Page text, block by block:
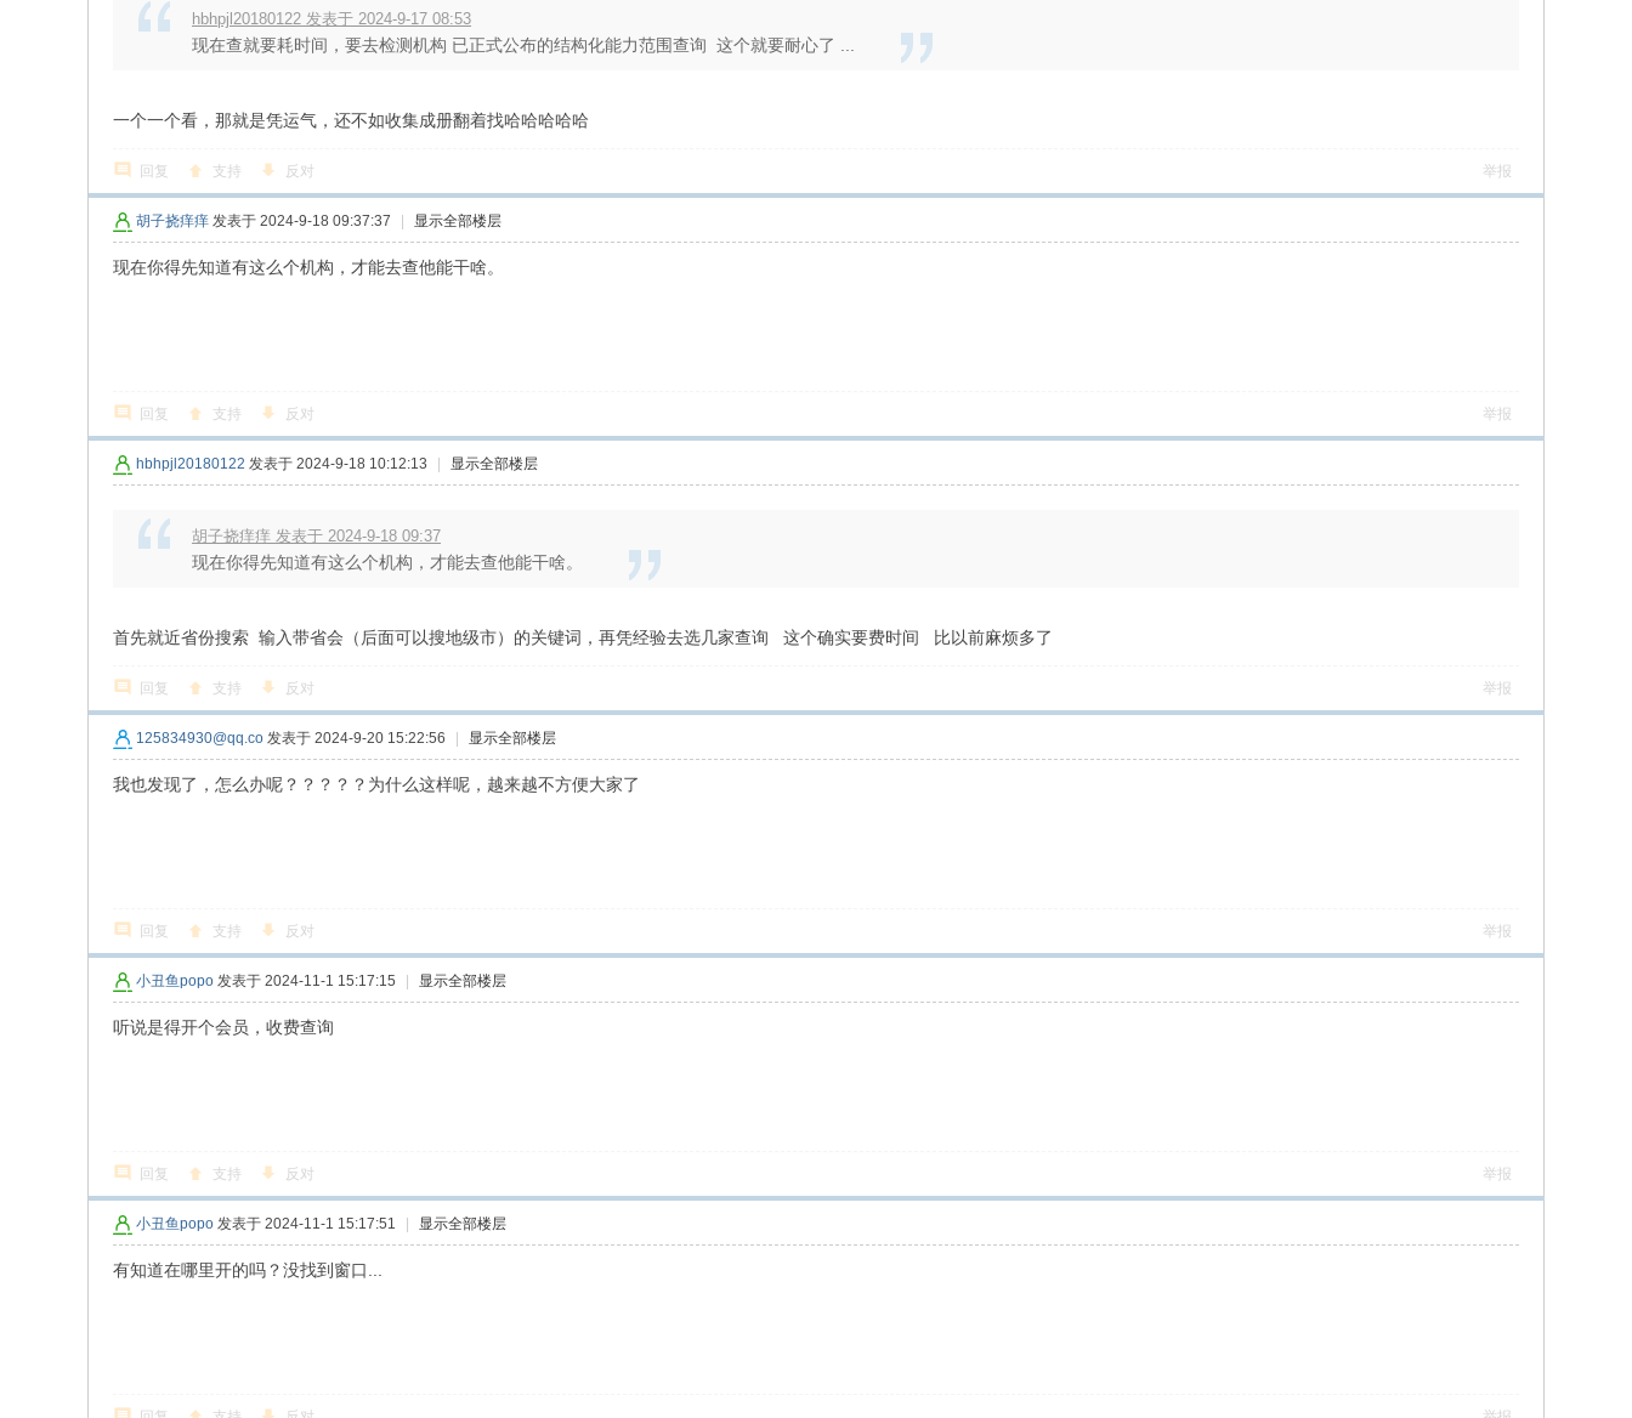
hbhpjl20180122 发表于 2024-9-17 08:53
现在查就要耗时间，要去检测机构 已正式公布的结构化能力范围查询 这个就要耐心了 ...
一个一个看，那就是凭运气，还不如收集成册翻着找哈哈哈哈哈
回复 支持 反对 举报
胡子挠痒痒 发表于 2024-9-18 09:37:37 显示全部楼层
现在你得先知道有这么个机构，才能去查他能干啥。
回复 支持 反对 举报
hbhpjl20180122 发表于 2024-9-18 10:12:13 显示全部楼层
胡子挠痒痒 发表于 2024-9-18 09:37
现在你得先知道有这么个机构，才能去查他能干啥。
首先就近省份搜索 输入带省会（后面可以搜地级市）的关键词，再凭经验去选几家查询 这个确实要费时间 比以前麻烦多了
回复 支持 反对 举报
125834930@qq.co 发表于 2024-9-20 15:22:56 显示全部楼层
我也发现了，怎么办呢？？？？？为什么这样呢，越来越不方便大家了
回复 支持 反对 举报
小丑鱼popo 发表于 2024-11-1 15:17:15 显示全部楼层
听说是得开个会员，收费查询
回复 支持 反对 举报
小丑鱼popo 发表于 2024-11-1 15:17:51 显示全部楼层
有知道在哪里开的吗？没找到窗口...